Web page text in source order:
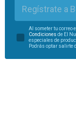
Regístrate a
Al someter tu correo
Condiciones de El
especiales de
Podrás optar salirte